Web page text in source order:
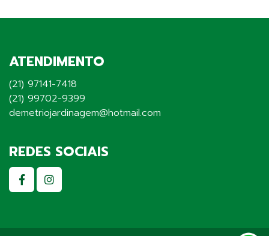
ATENDIMENTO
(21) 97141-7418
(21) 99702-9399
demetriojardinagem@hotmail.com
REDES SOCIAIS